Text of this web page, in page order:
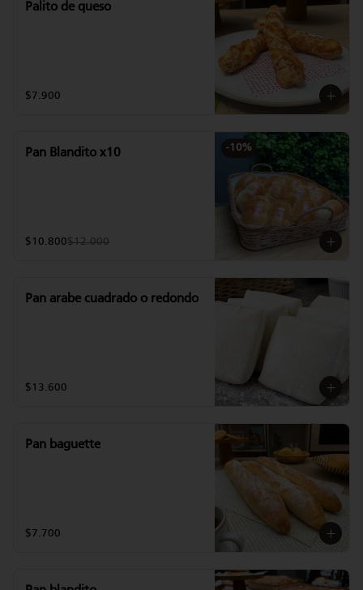
Palito de queso
$7.900
-10%
Pan Blandito x10
$10.800$12.000
Pan arabe cuadrado o redondo
$13.600
Pan baguette
$7.700